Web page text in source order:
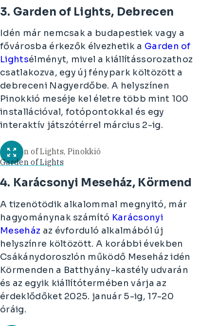
3. Garden of Lights, Debrecen
Idén már nemcsak a budapestiek vagy a
fővárosba érkezők élvezhetik a Garden of
Lightsélményt, mivel a kiállítássorozathoz
csatlakozva, egy új fénypark költözött a
debreceni Nagyerdőbe. A helyszínen
Pinokkió meséje kel életre több mint 100
installációval, fotópontokkal és egy
interaktív játszótérrel március 2-ig.
Garden of Lights, Pinokkió
Garden of Lights
4. Karácsonyi Meseház, Körmend
A tizenötödik alkalommal megnyitó, már
hagyománynak számító Karácsonyi
Meseház az évforduló alkalmából új
helyszínre költözött. A korábbi években
Csákánydoroszlón működő Meseház idén
Körmenden a Batthyány-kastély udvarán
és az egyik kiállítótermében várja az
érdeklődőket 2025. január 5-ig, 17-20
óráig.